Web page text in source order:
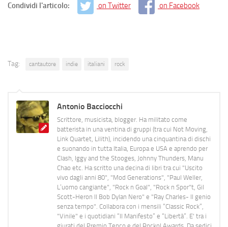
Condividi l'articolo: on Twitter on Facebook
Tag: cantautore indie italiani rock
Antonio Bacciocchi
Scrittore, musicista, blogger. Ha militato come
batterista in una ventina di gruppi (tra cui Not Moving,
Link Quartet, Lilith), incidendo una cinquantina di dischi
e suonando in tutta Italia, Europa e USA e aprendo per
Clash, Iggy and the Stooges, Johnny Thunders, Manu
Chao etc. Ha scritto una decina di libri tra cui "Uscito
vivo dagli anni 80", "Mod Generations", "Paul Weller,
L’uomo cangiante", "Rock n Goal", "Rock n Spor"t, Gil
Scott-Heron Il Bob Dylan Nero" e "Ray Charles- Il genio
senza tempo". Collabora con i mensili “Classic Rock”,
"Vinile" e i quotidiani “Il Manifesto” e “Libertà”. E' tra i